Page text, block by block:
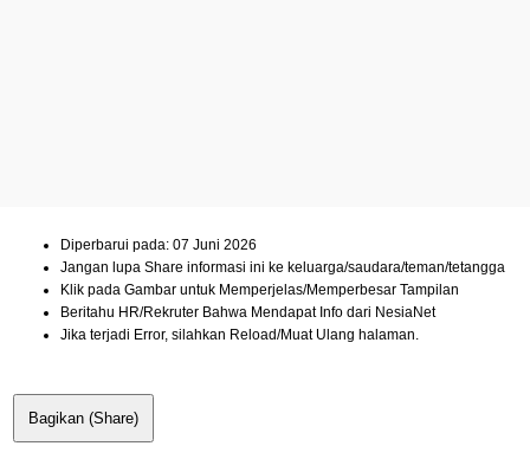
Diperbarui pada: 07 Juni 2026
Jangan lupa Share informasi ini ke keluarga/saudara/teman/tetangga
Klik pada Gambar untuk Memperjelas/Memperbesar Tampilan
Beritahu HR/Rekruter Bahwa Mendapat Info dari NesiaNet
Jika terjadi Error, silahkan Reload/Muat Ulang halaman.
Bagikan (Share)